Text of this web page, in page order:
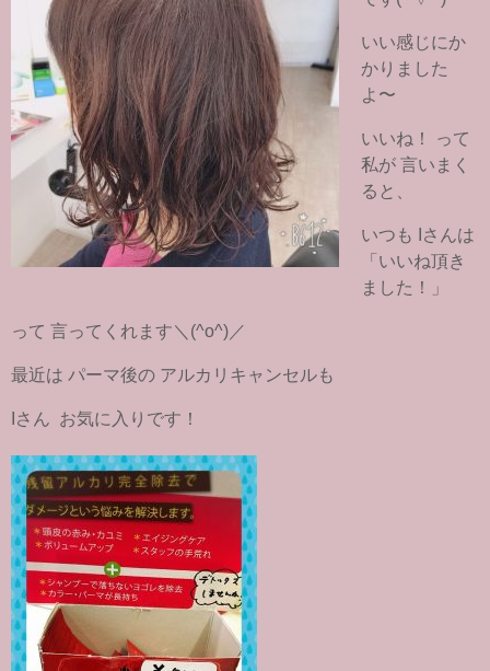
いい感じにか
かりました
よ〜
いいね！ って
私が 言いまく
ると、
いつも Iさんは
「いいね頂き
ました！」
って 言ってくれます＼(^o^)／
最近は パーマ後の アルカリキャンセルも
Iさん お気に入りです！